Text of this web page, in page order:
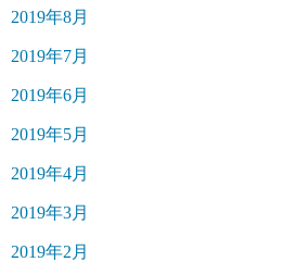
2019年8月
2019年7月
2019年6月
2019年5月
2019年4月
2019年3月
2019年2月